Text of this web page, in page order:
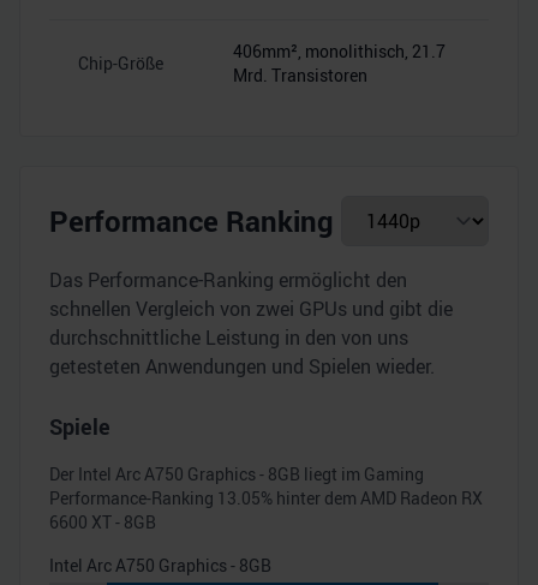
Chip-Größe
406mm², monolithisch, 21.7
Mrd. Transistoren
Performance Ranking
Das Performance-Ranking ermöglicht den
schnellen Vergleich von zwei GPUs und gibt die
durchschnittliche Leistung in den von uns
getesteten Anwendungen und Spielen wieder.
Spiele
Der Intel Arc A750 Graphics - 8GB liegt im Gaming
Performance-Ranking 13.05% hinter dem AMD Radeon RX
6600 XT - 8GB
Intel Arc A750 Graphics - 8GB